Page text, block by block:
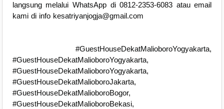
langsung melalui WhatsApp di 0812-2353-6083 atau email
kami di info kesatriyanjogja@gmail.com
#GuestHouseDekatMalioboroYogyakarta,
#GuestHouseDekatMalioboroYogyakarta,
#GuestHouseDekatMalioboroYogyakarta,
#GuestHouseDekatMalioboroJakarta,
#GuestHouseDekatMalioboroBogor,
#GuestHouseDekatMalioboroBekasi,